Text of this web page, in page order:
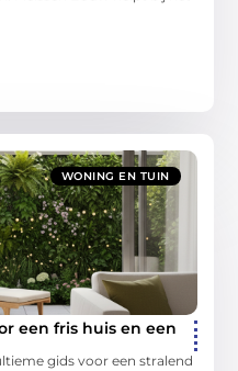
WONING EN TUIN
een fris huis en een
gids voor een stralend